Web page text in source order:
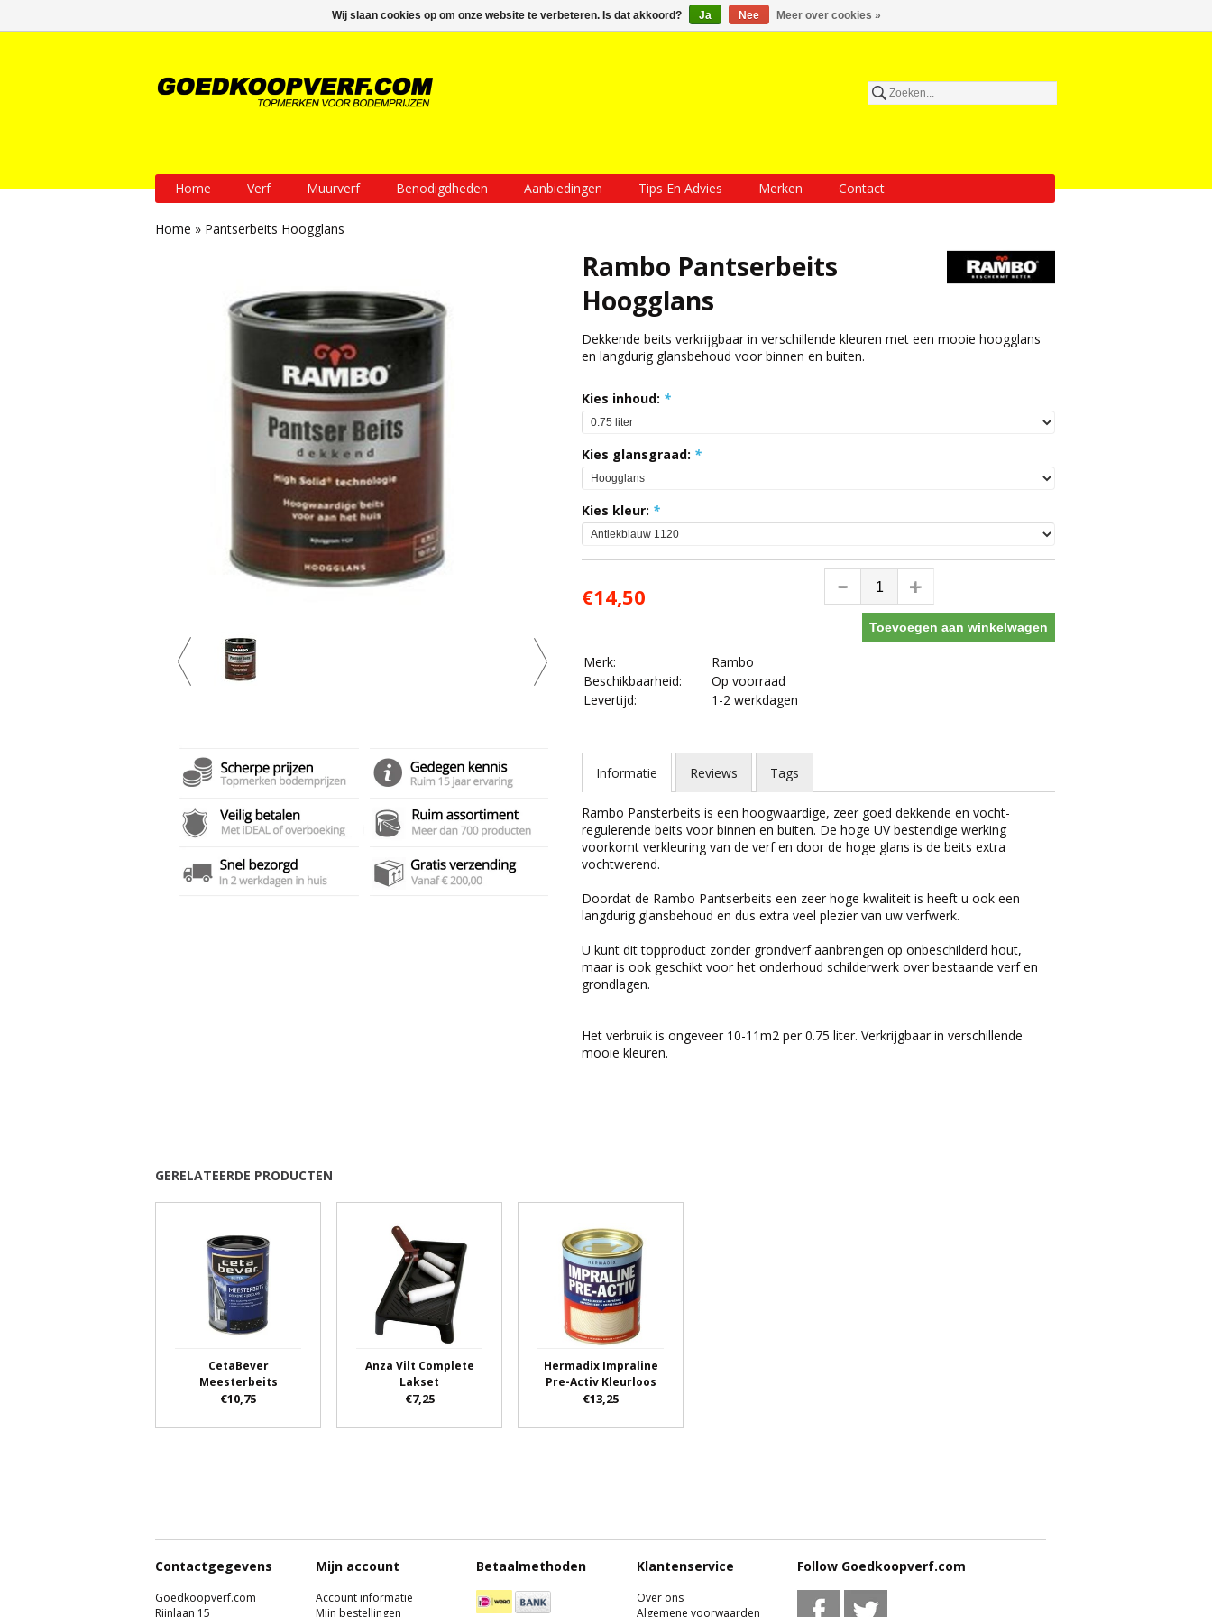
Inloggen Een account aanmaken Mijn winkelwagen €0,00
Home Verf Muurverf Benodigdheden Aanbiedingen Tips En Advies Merken Contact
Home » Pantserbeits Hoogglans
Rambo Pantserbeits
Hoogglans
Dekkende beits verkrijgbaar in verschillende kleuren met een mooie hoogglans
en langdurig glansbehoud voor binnen en buiten.
Kies inhoud: *
Kies glansgraad: *
Kies kleur: *
€14,50
Toevoegen aan winkelwagen
Merk:
Rambo
Beschikbaarheid:
Op voorraad
Levertijd:
1-2 werkdagen
Informatie Reviews Tags
Rambo Pansterbeits is een hoogwaardige, zeer goed dekkende en vocht-
regulerende beits voor binnen en buiten. De hoge UV bestendige werking
voorkomt verkleuring van de verf en door de hoge glans is de beits extra
vochtwerend.
Doordat de Rambo Pantserbeits een zeer hoge kwaliteit is heeft u ook een
langdurig glansbehoud en dus extra veel plezier van uw verfwerk.
U kunt dit topproduct zonder grondverf aanbrengen op onbeschilderd hout,
maar is ook geschikt voor het onderhoud schilderwerk over bestaande verf en
grondlagen.
Het verbruik is ongeveer 10-11m2 per 0.75 liter. Verkrijgbaar in verschillende
mooie kleuren.
GERELATEERDE PRODUCTEN
CetaBever
Meesterbeits
€10,75
Anza Vilt Complete
Lakset
€7,25
Hermadix Impraline
Pre-Activ Kleurloos
€13,25
Contactgegevens
Goedkoopverf.com
Rijnlaan 15
Mijn account
Account informatie
Mijn bestellingen
Betaalmethoden Klantenservice
Over ons
Algemene voorwaarden
Follow Goedkoopverf.com
Wij slaan cookies op om onze website te verbeteren. Is dat akkoord? Ja Nee Meer over cookies »